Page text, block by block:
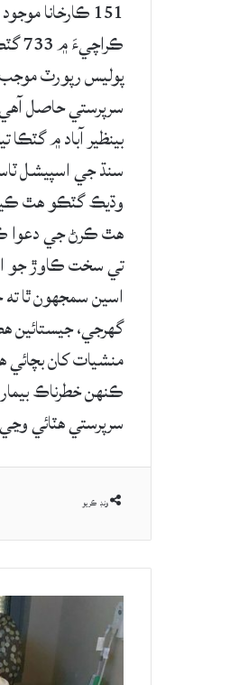
وڌيڪ گٽڪو هٿ ڪيو
هٿ ڪرڻ جي دعوا
تي سخت ڪاوڙ جو
اسين سمجهون ٿا
گهرجي،
منشيات کان
ڪنهن خطرناڪ
سرپرستي هٽائي
ونڊ ڪريو